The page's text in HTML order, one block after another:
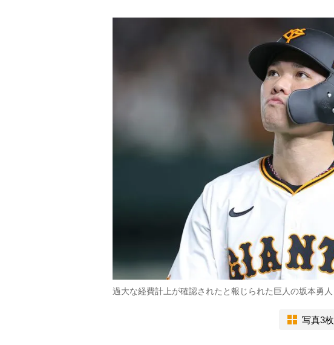
過大な経費計上が確認されたと報じられた巨人の坂本勇人
写真3枚